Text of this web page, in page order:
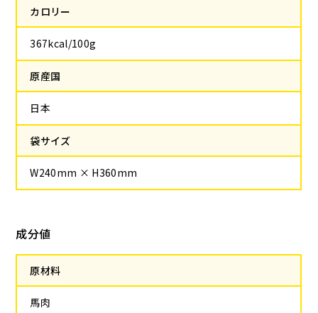
カロリー
367kcal/100g
原産国
日本
袋サイズ
W240mm × H360mm
成分値
原材料
馬肉